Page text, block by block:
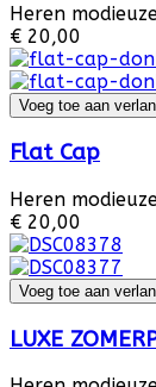
Heren
€ 20,00
Voeg toe aan
Flat Cap
Heren
€ 20,00
Voeg toe aan
LUXE